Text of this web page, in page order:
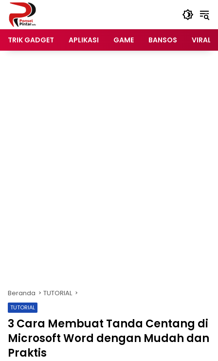
Langsung
konten
TRIK GADGET
APLIKASI GAME BANSOS VIRAL
Beranda TUTORIAL
TUTORIAL
3 Cara Membuat Tanda Centang di
Microsoft Word dengan Mudah dan
Praktis